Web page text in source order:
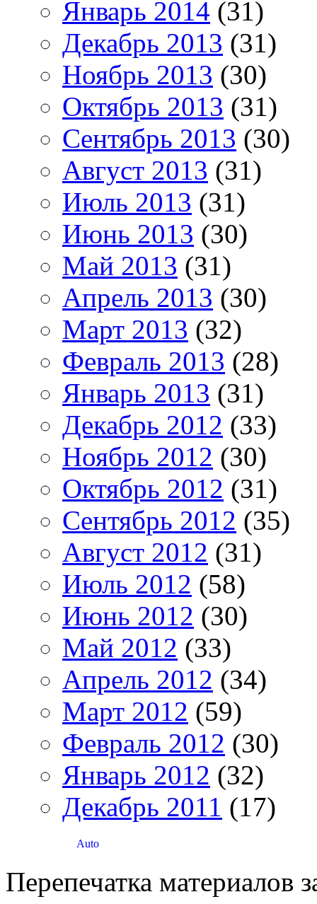
Январь 2014 (31)
Декабрь 2013 (31)
Ноябрь 2013 (30)
Октябрь 2013 (31)
Сентябрь 2013 (30)
Август 2013 (31)
Июль 2013 (31)
Июнь 2013 (30)
Май 2013 (31)
Апрель 2013 (30)
Март 2013 (32)
Февраль 2013 (28)
Январь 2013 (31)
Декабрь 2012 (33)
Ноябрь 2012 (30)
Октябрь 2012 (31)
Сентябрь 2012 (35)
Август 2012 (31)
Июль 2012 (58)
Июнь 2012 (30)
Май 2012 (33)
Апрель 2012 (34)
Март 2012 (59)
Февраль 2012 (30)
Январь 2012 (32)
Декабрь 2011 (17)
Перепечатка